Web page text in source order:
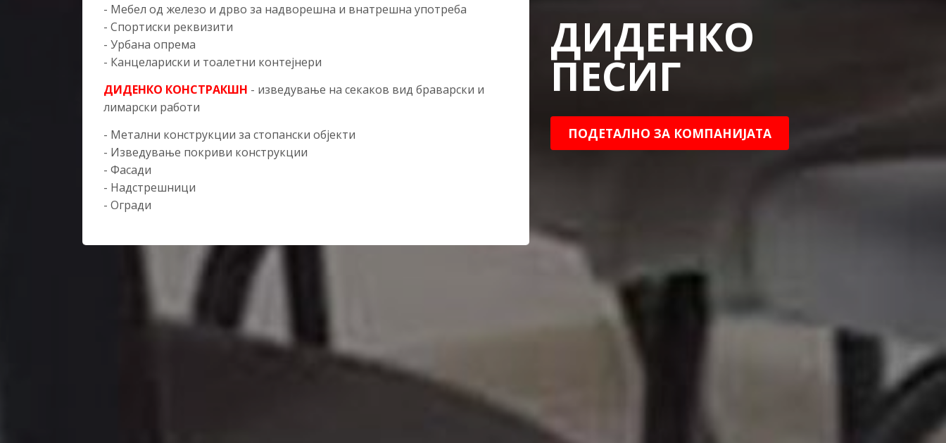
- Мебел од железо и дрво за надворешна и внатрешна употреба
- Спортиски реквизити
- Урбана опрема
- Канцелариски и тоалетни контејнери
ДИДЕНКО КОНСТРАКШН - изведување на секаков вид браварски и
лимарски работи
- Метални конструкции за стопански објекти
- Изведување покриви конструкции
- Фасади
- Надстрешници
- Огради
ДИДЕНКО
ПЕСИГ
ПОДЕТАЛНО ЗА КОМПАНИЈАТА